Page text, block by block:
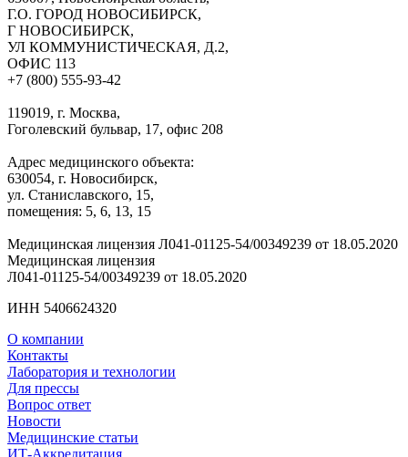
Г.О. ГОРОД НОВОСИБИРСК,
Г НОВОСИБИРСК,
УЛ КОММУНИСТИЧЕСКАЯ, Д.2,
ОФИС 113
+7 (800) 555-93-42
119019, г. Москва,
Гоголевский бульвар, 17, офис 208
Адрес медицинского объекта:
630054, г. Новосибирск,
ул. Станиславского, 15,
помещения: 5, 6, 13, 15
Медицинская лицензия Л041-01125-54/00349239 от 18.05.2020
Медицинская лицензия
Л041-01125-54/00349239 от 18.05.2020
ИНН 5406624320
О компании
Контакты
Лаборатория и технологии
Для прессы
Вопрос ответ
Новости
Медицинские статьи